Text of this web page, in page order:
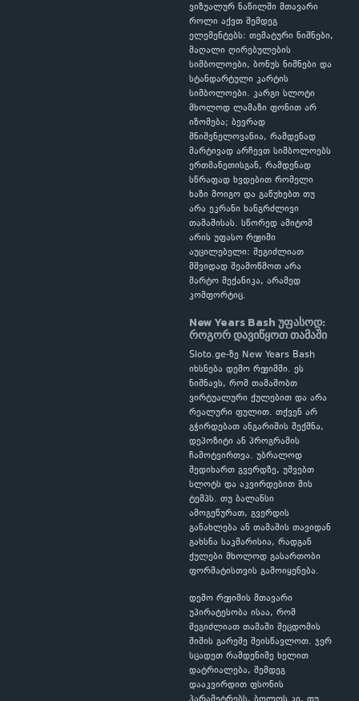
ვიზუალურ ნაწილში მთავარი
როლი აქვთ შემდეგ
ელემენტებს: თემატური ნიშნები,
მაღალი ღირებულების
სიმბოლოები, ბონუს ნიშნები და
სტანდარტული კარტის
სიმბოლოები. კარგი სლოტი
მხოლოდ ლამაზი ფონით არ
იზომება; ბევრად
მნიშვნელოვანია, რამდენად
მარტივად არჩევთ სიმბოლოებს
ერთმანეთისგან, რამდენად
სწრაფად ხვდებით რომელი
ხაზი მოიგო და გაწუხებთ თუ
არა ეკრანი ხანგრძლივი
თამაშისას. სწორედ ამიტომ
არის უფასო რეჟიმი
აუცილებელი: შეგიძლიათ
მშვიდად შეამოწმოთ არა
მარტო მექანიკა, არამედ
კომფორტიც.
New Years Bash უფასოდ:
როგორ დავიწყოთ თამაში
Sloto.ge-ზე New Years Bash
იხსნება დემო რეჟიმში. ეს
ნიშნავს, რომ თამაშობთ
ვირტუალური ქულებით და არა
რეალური ფულით. თქვენ არ
გჭირდებათ ანგარიშის შექმნა,
დეპოზიტი ან პროგრამის
ჩამოტვირთვა. უბრალოდ
შედიხართ გვერდზე, უშვებთ
სლოტს და აკვირდებით მის
ტემპს. თუ ბალანსი
ამოგეწურათ, გვერდის
განახლება ან თამაშის თავიდან
გახსნა საკმარისია, რადგან
ქულები მხოლოდ გასართობი
ფორმატისთვის გამოიყენება.
დემო რეჟიმის მთავარი
უპირატესობა ისაა, რომ
შეგიძლიათ თამაში შეცდომის
შიშის გარეშე შეისწავლოთ. ჯერ
სცადეთ რამდენიმე ხელით
დატრიალება, შემდეგ
დააკვირდით ფსონის